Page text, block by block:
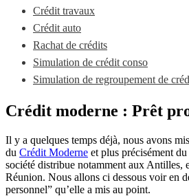
Crédit travaux
Crédit auto
Rachat de crédits
Simulation de crédit conso
Simulation de regroupement de
Crédit moderne : Prêt
Il y a quelques temps déjà, nous avons
du Crédit Moderne et plus précisément du
société distribue notamment aux Antilles,
Réunion. Nous allons ci dessous voir en
personnel” qu’elle a mis au point.